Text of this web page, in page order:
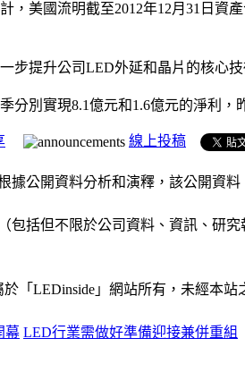
美國流明截至2012年12月31日資
步提升公司LED外延和晶片的核心
分別實現8.1億元和1.6億元的淨利，
線上投稿
據公開資料分析和演釋，該公開資
包括但不限於公司資料、資訊、研
於「LEDinside」網站所有，未經
幕 LED行業需做好準備迎接兼併重組